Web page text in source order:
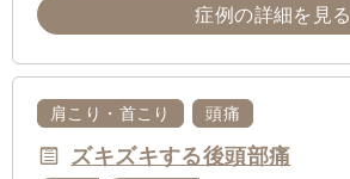
症例の詳細を見る
肩こり・首こり 頭痛
ズキズキする後頭部痛